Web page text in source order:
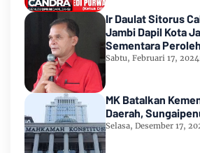
Ir Daulat Sitorus
Jambi Dapil Kota
Sementara Perolehan
2024
Sabtu, Februari 17, 2024
MK Batalkan
Daerah,
Selasa, Desember 17,